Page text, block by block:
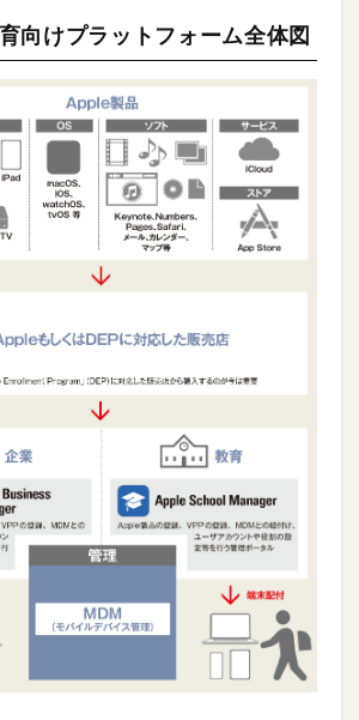
向けプラットフォーム全体図